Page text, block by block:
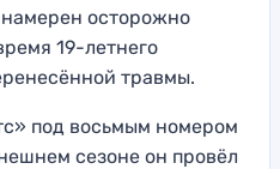
осторожно
19-летнего
травмы.
под восьмым номером
сезоне он провёл